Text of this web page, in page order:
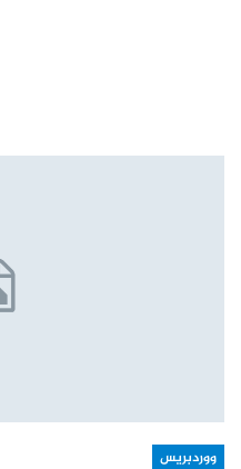
ووردبريس